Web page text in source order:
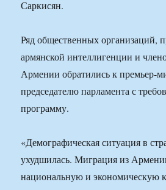
Саркисян.
Ряд общественных организаций,
армянской интеллигенции и
Армении обратились к премьер-
председателю парламента с
программу.
«Демографическая ситуация в
ухудшилась. Миграция из
национальную и экономическую